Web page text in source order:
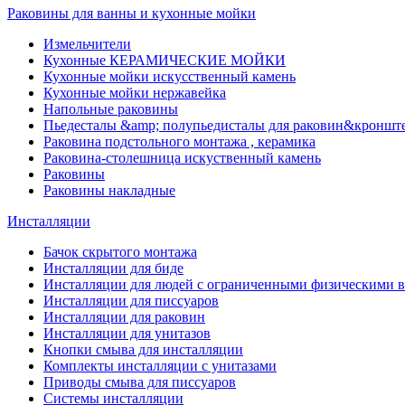
Раковины для ванны и кухонные мойки
Измельчители
Кухонные КЕРАМИЧЕСКИЕ МОЙКИ
Кухонные мойки искусственный камень
Кухонные мойки нержавейка
Напольные раковины
Пьедесталы &amp; полупьедисталы для
Раковина подстольного монтажа , керамика
Раковина-столешница искуственный камень
Раковины
Раковины накладные
Инсталляции
Бачок скрытого монтажа
Инсталляции для биде
Инсталляции для людей с ограниченными физическими
Инсталляции для писсуаров
Инсталляции для раковин
Инсталляции для унитазов
Кнопки смыва для инсталляции
Комплекты инсталляции с унитазами
Приводы смыва для писсуаров
Системы инсталляции